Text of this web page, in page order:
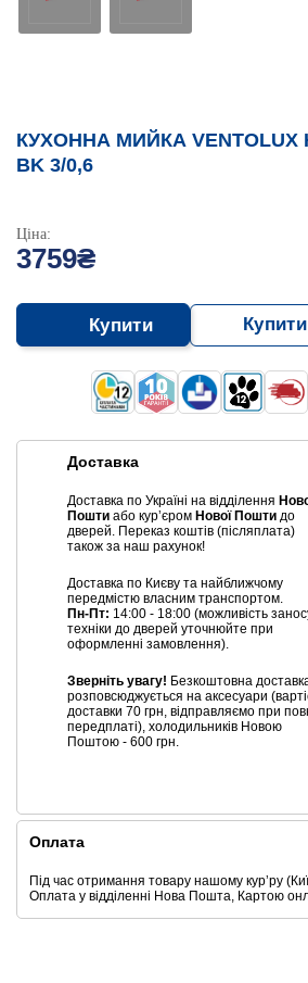
КУХОННА МИЙКА VENTOLUX
BK 3/0,6
Ціна:
3759₴
Купити
Доставка
Доставка по Україні на відділення
Пошти або курʼєром Нової Пошти до
дверей. Переказ коштів (післяплата)
також за наш рахунок!
Доставка по Києву та найближчому
передмістю власним транспортом.
Пн-Пт: 14:00 - 18:00 (можливість
техніки до дверей уточнюйте при
оформленні замовлення).
Зверніть увагу! Безкоштовна
розповсюджується на аксесуари
доставки 70 грн, відправляємо при
передплаті), холодильників Новою
Поштою - 600 грн.
Оплата
Під час отримання товару нашому курʼру
Оплата у відділенні Нова Пошта, Картою